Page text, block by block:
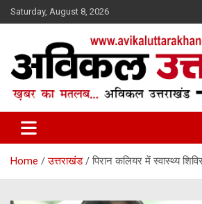
Skip
to
Saturday, August 8, 2026
Avikal Uttarakhand
Home उत्तराखंड पिरान कलियर में स्वास्थ्य